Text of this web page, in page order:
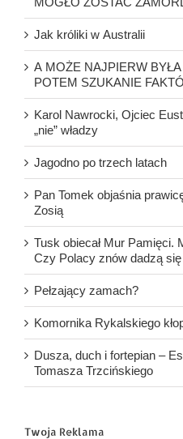
Jak króliki w Australii
A MOŻE NAJPIERW
POTEM SZUKANIE
Karol Nawrocki, Ojciec
„nie” władzy
Jagodno po trzech latach
Pan Tomek objaśnia
Zosią
Tusk obiecał Mur Pamięci.
Czy Polacy znów dadzą
Pełzający zamach?
Komornika Rykalskiego
Dusza, duch i fortepian –
Tomasza Trzcińskiego
Twoja Reklama